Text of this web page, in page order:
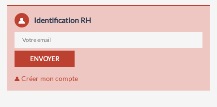
Identification RH
ENVOYER
Créer mon compte